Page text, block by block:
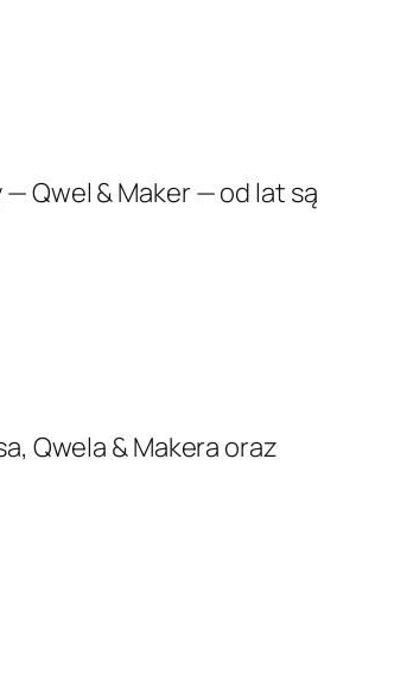
Qwel & Maker — od lat są
Qwela & Mak­era oraz